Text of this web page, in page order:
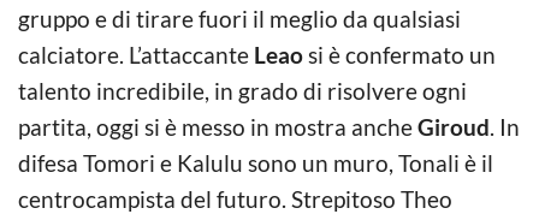
gruppo e di tirare fuori il meglio da qualsiasi
calciatore. L’attaccante Leaosi è confermato un
talento incredibile, in grado di risolvere ogni
partita, oggi si è messo in mostra ancheGiroud. In
difesa Tomori e Kalulu sono un muro, Tonali è il
centrocampista del futuro. Strepitoso Theo